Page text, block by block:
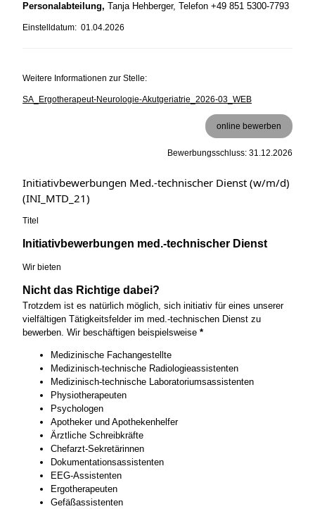
Personalabteilung, Tanja Hehberger, Telefon +49 851 5300-7793
Einstelldatum: 01.04.2026
Weitere Informationen zur Stelle:
SA_Ergotherapeut-Neurologie-Akutgeriatrie_2026-03_WEB
online bewerben
Bewerbungsschluss: 31.12.2026
Initiativbewerbungen Med.-technischer Dienst (w/m/d)
(INI_MTD_21)
Titel
Initiativbewerbungen med.-technischer Dienst
Wir bieten
Nicht das Richtige dabei?
Trotzdem ist es natürlich möglich, sich initiativ für eines unserer
vielfältigen Tätigkeitsfelder im med.-technischen Dienst zu
bewerben. Wir beschäftigen beispielsweise *
Medizinische Fachangestellte
Medizinisch-technische Radiologieassistenten
Medizinisch-technische Laboratoriumsassistenten
Physiotherapeuten
Psychologen
Apotheker und Apothekenhelfer
Ärztliche Schreibkräfte
Chefarzt-Sekretärinnen
Dokumentationsassistenten
EEG-Assistenten
Ergotherapeuten
Gefäßassistenten